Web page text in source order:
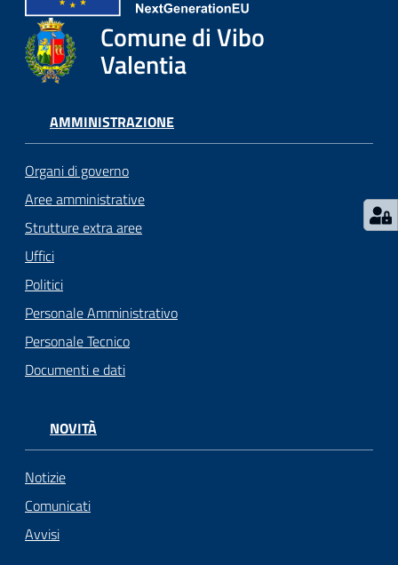
argomenti... Comune di Vibo
Valentia
AMMINISTRAZIONE
Organi di governo
Aree amministrative
Strutture extra aree
Uffici
Politici
Personale Amministrativo
Personale Tecnico
Documenti e dati
NOVITÀ
Notizie
Comunicati
Avvisi